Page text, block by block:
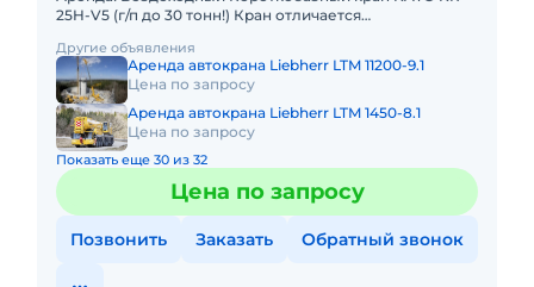
25H-V5 (г/п до 30 тонн!) Кран отличается
бездорожью. Техничес
Другие объявления
Аренда автокрана Liebherr LTM 11200-9.1
Цена по запросу
Аренда автокрана Liebherr LTM 1450-8.1
Цена по запросу
Показать еще 30 из 32
Цена по запросу
Позвонить Заказать Обратный звонок